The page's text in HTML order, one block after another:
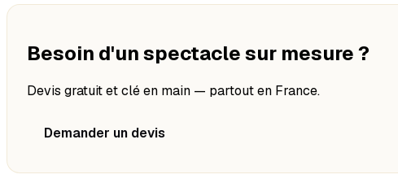
Besoin d'un spectacle sur mesure ?
Devis gratuit et clé en main — partout en France.
Demander un devis